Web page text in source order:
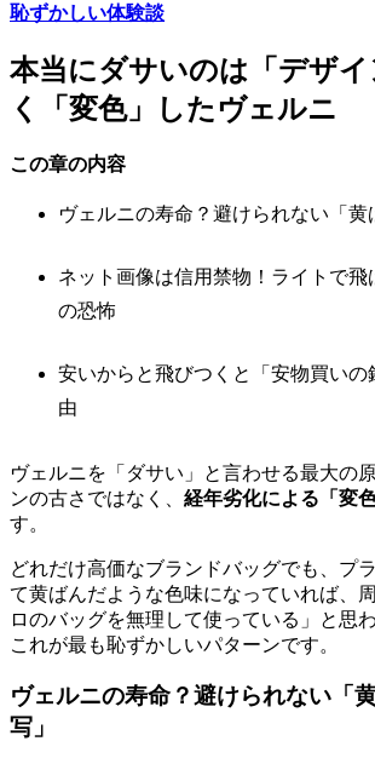
恥ずかしい体験談
本当にダサいのは「デザ
く「変色」したヴェルニ
この章の内容
ヴェルニの寿命？避けられない「黄
ネット画像は信用禁物！ライトで飛
の恐怖
安いからと飛びつくと「安物買いの
由
ヴェルニを「ダサい」と言わせる最大の
ンの古さではなく、 経年劣化による「変
す。
どれだけ高価なブランドバッグでも、プ
て黄ばんだような色味になっていれば、
ロのバッグを無理して使っている」と思
これが最も恥ずかしいパターンです。
ヴェルニの寿命？避けられない「
写」